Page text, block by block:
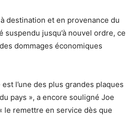
destination et en provenance du
suspendu jusqu’à nouvel ordre, ce
dommages économiques
l’une des plus grandes plaques
pays », a encore souligné Joe
le remettre en service dès que